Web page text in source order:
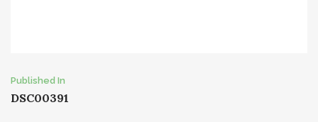
Post
Published In
DSC00391